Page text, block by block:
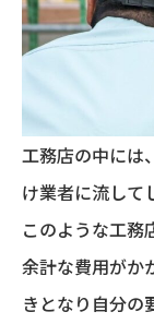
工務店の中には
け業者に流して
このような工務
余計な費用がか
きとなり自分の